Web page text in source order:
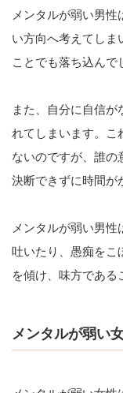
メンタルが弱い男
い方向へ考えてしま
ことでも落ち込んで
また、自分に自信が
れてしまいます。こ
ないのですが、誰の
決断できずに時間が
メンタルが弱い男
吐いたり、愚痴をこ
を傾け、味方である
メンタルが弱い